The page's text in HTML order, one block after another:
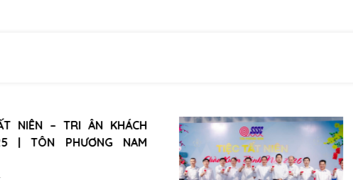
NIÊN – TRI ÂN KHÁCH
| TÔN PHƯƠNG NAM